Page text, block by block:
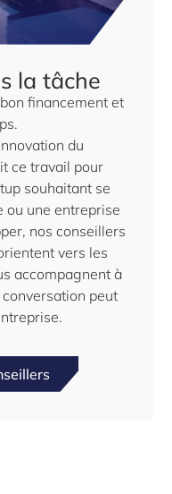
la tâche
financement et
du
ce travail pour
souhaitant se
ou une entreprise
nos conseillers
vers les
accompagnent à
peut